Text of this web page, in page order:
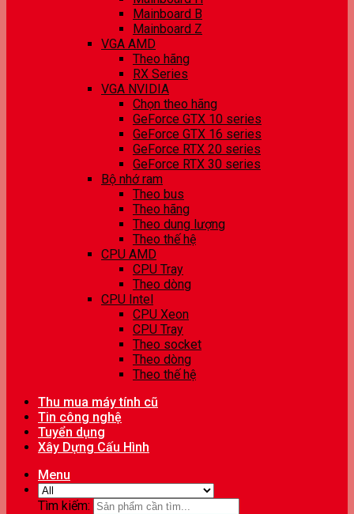
Mainboard B
Mainboard Z
VGA AMD
Theo hãng
RX Series
VGA NVIDIA
Chọn theo hãng
GeForce GTX 10 series
GeForce GTX 16 series
GeForce RTX 20 series
GeForce RTX 30 series
Bộ nhớ ram
Theo bus
Theo hãng
Theo dung lượng
Theo thế hệ
CPU AMD
CPU Tray
Theo dòng
CPU Intel
CPU Xeon
CPU Tray
Theo socket
Theo dòng
Theo thế hệ
Thu mua máy tính cũ
Tin công nghệ
Tuyển dụng
Xây Dựng Cấu Hình
Menu
Tìm kiếm: